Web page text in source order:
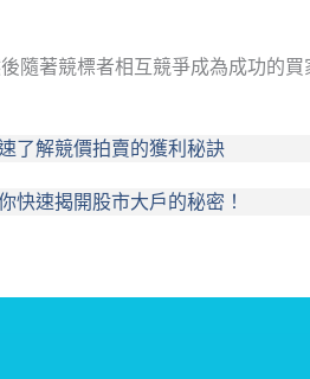
隨著競標者相互競爭成為成功的
了解競價拍賣的獲利秘訣
快速揭開股市大戶的秘密！